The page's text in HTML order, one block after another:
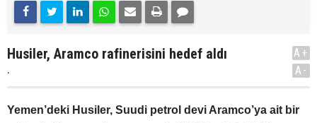
Husiler, Aramco rafinerisini hedef aldı
.
A+
A-
Yemen’deki Husiler, Suudi petrol devi Aramco’ya ait bir